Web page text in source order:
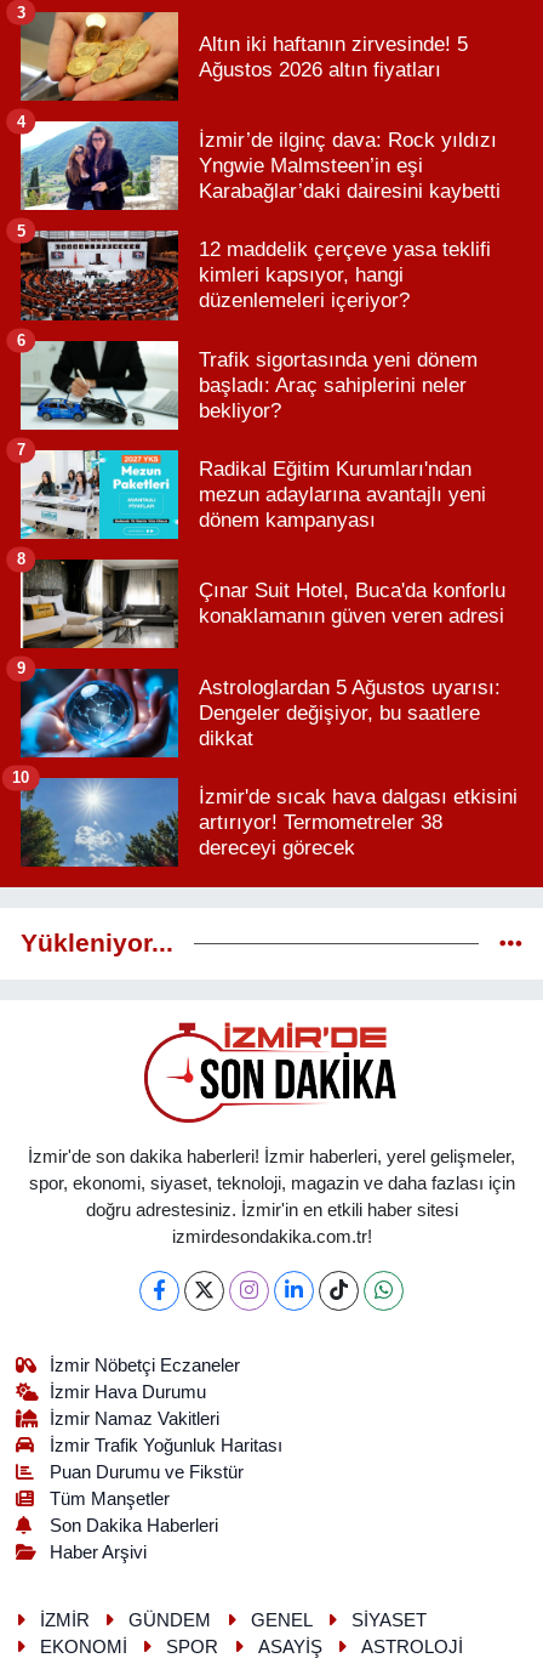
Altın iki haftanın zirvesinde! 5
Ağustos 2026 altın fiyatları
3
İzmir’de ilginç dava: Rock yıldızı
Yngwie Malmsteen’in eşi
Karabağlar’daki dairesini kaybetti
4
12 maddelik çerçeve yasa teklifi
kimleri kapsıyor, hangi
düzenlemeleri içeriyor?
5
Trafik sigortasında yeni dönem
başladı: Araç sahiplerini neler
bekliyor?
6
Radikal Eğitim Kurumları'ndan
mezun adaylarına avantajlı yeni
dönem kampanyası
7
Çınar Suit Hotel, Buca'da konforlu
konaklamanın güven veren adresi
8
Astrologlardan 5 Ağustos uyarısı:
Dengeler değişiyor, bu saatlere
dikkat
9
İzmir'de sıcak hava dalgası etkisini
artırıyor! Termometreler 38
dereceyi görecek
10
Yükleniyor...
İzmir'de son dakika haberleri! İzmir haberleri, yerel gelişmeler,
spor, ekonomi, siyaset, teknoloji, magazin ve daha fazlası için
doğru adrestesiniz. İzmir'in en etkili haber sitesi
izmirdesondakika.com.tr!
İzmir Nöbetçi Eczaneler
İzmir Hava Durumu
İzmir Namaz Vakitleri
İzmir Trafik Yoğunluk Haritası
Puan Durumu ve Fikstür
Tüm Manşetler
Son Dakika Haberleri
Haber Arşivi
İZMİR GÜNDEM GENEL
SİYASET
EKONOMİ
SPOR ASAYİŞ ASTROLOJİ